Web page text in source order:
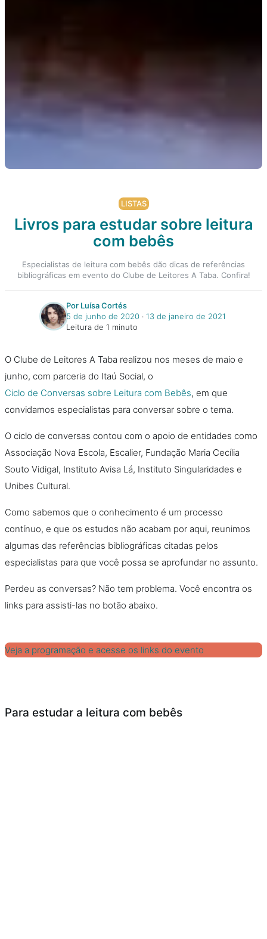
LISTAS
Livros para estudar sobre leitura
com bebês
Especialistas de leitura com bebês dão dicas de referências
bibliográficas em evento do Clube de Leitores A Taba. Confira!
Por Luísa Cortés
5 de junho de 2020 ‧ 13 de janeiro de 2021
Leitura de 1 minuto
O Clube de Leitores A Taba realizou nos meses de maio e
junho, com parceria do Itaú Social, o
Ciclo de Conversas sobre Leitura com Bebês, em que
convidamos especialistas para conversar sobre o tema.
O ciclo de conversas contou com o apoio de entidades como
Associação Nova Escola, Escalier, Fundação Maria Cecília
Souto Vidigal, Instituto Avisa Lá, Instituto Singularidades e
Unibes Cultural.
Como sabemos que o conhecimento é um processo
contínuo, e que os estudos não acabam por aqui, reunimos
algumas das referências bibliográficas citadas pelos
especialistas para que você possa se aprofundar no assunto.
Perdeu as conversas? Não tem problema. Você encontra os
links para assisti-las no botão abaixo.
Veja a programação e acesse os links do evento
Para estudar a leitura com bebês